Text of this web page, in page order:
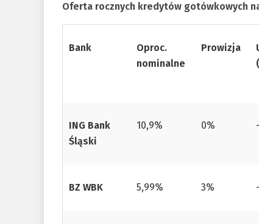
Oferta rocznych kredytów gotówkowych
Bank
Oproc.
nominalne
Prowizja
ING Bank
Śląski
10,9% 0%
BZ WBK 5,99% 3%